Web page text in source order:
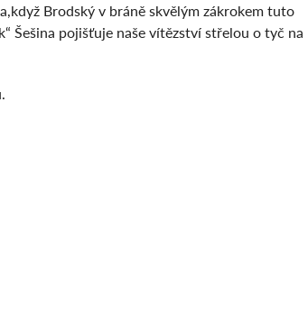
Brodský v bráně skvělým zákrokem tuto
Šešina pojišťuje naše vítězství střelou o tyč na